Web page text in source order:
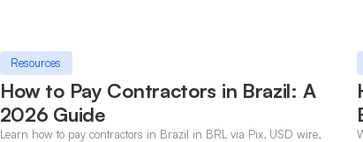
Resources
How to Pay Contractors in Brazil: A
2026 Guide
Learn how to pay contractors in Brazil in BRL via Pix, USD wire,